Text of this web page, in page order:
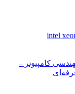
کامپیوتر –